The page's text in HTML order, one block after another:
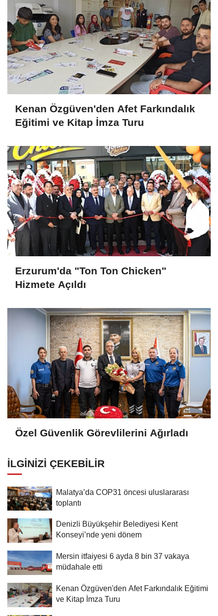
Kenan Özgüven'den Afet Farkındalık
Eğitimi ve Kitap İmza Turu
Erzurum'da "Ton Ton Chicken"
Hizmete Açıldı
Özel Güvenlik Görevlilerini Ağırladı
İLGINIZI ÇEKEBILIR
Malatya’da COP31 öncesi uluslararası
toplantı
Denizli Büyükşehir Belediyesi Kent
Konseyi’nde yeni dönem
Mersin itfaiyesi 6 ayda 8 bin 37 vakaya
müdahale etti
Kenan Özgüven'den Afet Farkındalık Eğitimi
ve Kitap İmza Turu